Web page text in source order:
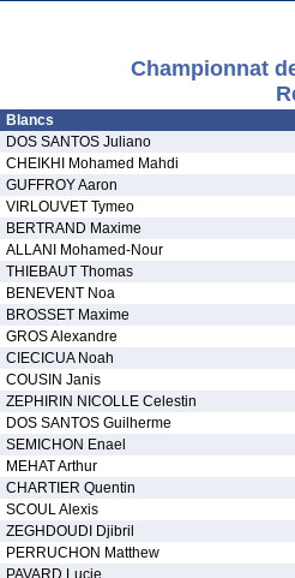
Championnat
Blancs
DOS SANTOS Juliano
CHEIKHI Mohamed Mahdi
GUFFROY Aaron
VIRLOUVET Tymeo
BERTRAND Maxime
ALLANI Mohamed-Nour
THIEBAUT Thomas
BENEVENT Noa
BROSSET Maxime
GROS Alexandre
CIECICUA Noah
COUSIN Janis
ZEPHIRIN NICOLLE Celestin
DOS SANTOS Guilherme
SEMICHON Enael
MEHAT Arthur
CHARTIER Quentin
SCOUL Alexis
ZEGHDOUDI Djibril
PERRUCHON Matthew
PAVARD Lucie